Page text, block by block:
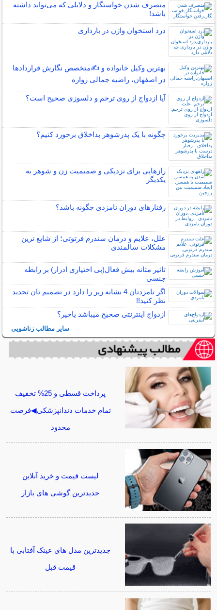
منصرف شدن خواستگار و دلایلی که می‌تواند داشته
باشد!
درد استخوان واژن در بارداری
بهترین وکیل خانواده و ✍️متخصص نگارش قراردادها
در اصفهان، راضیه جمالی زواره
آیا ازدواج از روی ترحم و دلسوزی صحیح است؟
چگونه با یک پدرشوهر بداخلاق برخورد کنیم؟
رازهایی برای نزدیکی و صمیمیت زن و شوهر به
یکدیگر
رفتارهای دوران نامزدی چگونه باشد؟
علل، علایم و درمان سندرم فرتوتی؛ از شایع ترین
مشکلات سالمندی
تاثیر مثانه بیش فعال(بی اختیاری ادرار) بر رابطه
جنسی
اگر نامزدتان 4 نشانه زیر را دارد در تصمیم تان تجدید
نظر کنید!!
ازدواج اینترنتی صحیح میباشد یاخیر؟
سایر مطالب زناشویی
پرداخت قسطی و 25% تخفیف
تمام خدمات دندانپزشکی◀فرصت
محدود
لیست قیمت و خرید آنلاین
جدیدترین گوشی های بازار
جدیدترین مدل های عینک آفتابی با
قیمت قبل